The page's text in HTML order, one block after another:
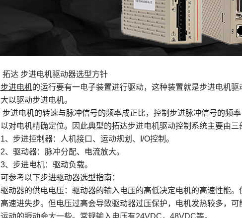
拓达 步进电机驱动器选型方针
步进电机的运行要有一电子装置进行驱动，这种装置就是步进电机
大以驱动步进电机。
步进电机的转速与脉冲信号的频率成正比，控制步进脉冲信号的频
以对电机精确定位。因此典型的拓达步进电机驱动控制系统主要由三
1、步进控制器：人机接口、运动规划、I/O控制。
2、驱动器：脉冲分配、电流放大。
3、步进电机：驱动负载。
可参考以下步进驱动器选型指南：
驱动器的供电电压：驱动器的输入电压的高低决定电机的高速性能
高速进失步。但电压过高会导致驱动器过压保护，电机发热较多，
运动的振动会大一些。常规输入电压有24VDC，48VDC等。